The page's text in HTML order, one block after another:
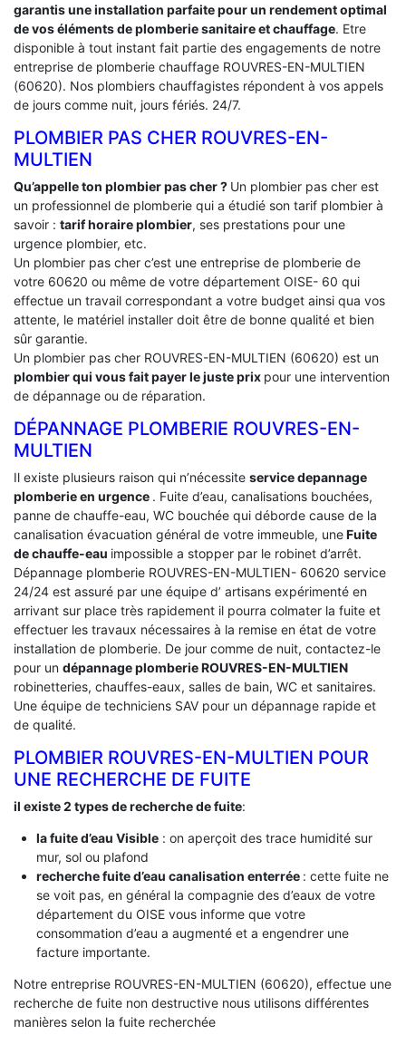
garantis une installation parfaite pour un rendement optimal
de vos éléments de plomberie sanitaire et chauffage. Etre
disponible à tout instant fait partie des engagements de notre
entreprise de plomberie chauffage ROUVRES-EN-MULTIEN
(60620). Nos plombiers chauffagistes répondent à vos appels
de jours comme nuit, jours fériés. 24/7.
PLOMBIER PAS CHER ROUVRES-EN-
MULTIEN
Qu’appelle ton plombier pas cher ? Un plombier pas cher est
un professionnel de plomberie qui a étudié son tarif plombier à
savoir : tarif horaire plombier, ses prestations pour une
urgence plombier, etc.
Un plombier pas cher c’est une entreprise de plomberie de
votre 60620 ou même de votre département OISE- 60 qui
effectue un travail correspondant a votre budget ainsi qua vos
attente, le matériel installer doit être de bonne qualité et bien
sûr garantie.
Un plombier pas cher ROUVRES-EN-MULTIEN (60620) est un
plombier qui vous fait payer le juste prix pour une intervention
de dépannage ou de réparation.
DÉPANNAGE PLOMBERIE ROUVRES-EN-
MULTIEN
Il existe plusieurs raison qui n’nécessite service depannage
plomberie en urgence . Fuite d’eau, canalisations bouchées,
panne de chauffe-eau, WC bouchée qui déborde cause de la
canalisation évacuation général de votre immeuble, uneFuite
de chauffe-eau impossible a stopper par le robinet d’arrêt.
Dépannage plomberie ROUVRES-EN-MULTIEN- 60620 service
24/24 est assuré par une équipe d’ artisans expérimenté en
arrivant sur place très rapidement il pourra colmater la fuite et
effectuer les travaux nécessaires à la remise en état de votre
installation de plomberie. De jour comme de nuit, contactez-le
pour un dépannage plomberie ROUVRES-EN-MULTIEN
robinetteries, chauffes-eaux, salles de bain, WC et sanitaires.
Une équipe de techniciens SAV pour un dépannage rapide et
de qualité.
PLOMBIER ROUVRES-EN-MULTIEN POUR
UNE RECHERCHE DE FUITE
il existe 2 types de recherche de fuite:
la fuite d’eau Visible: on aperçoit des trace humidité sur
mur, sol ou plafond
recherche fuite d’eau canalisation enterrée : cette fuite ne
se voit pas, en général la compagnie des d’eaux de votre
département du OISE vous informe que votre
consommation d’eau a augmenté et a engendrer une
facture importante.
Notre entreprise ROUVRES-EN-MULTIEN (60620), effectue une
recherche de fuite non destructive nous utilisons différentes
manières selon la fuite recherchée